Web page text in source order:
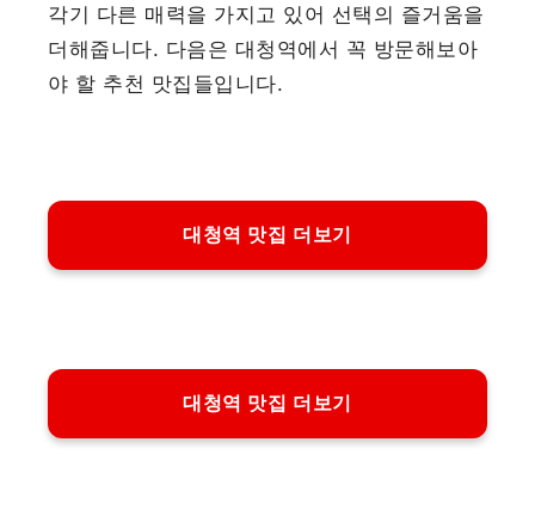
각기 다른 매력을 가지고 있어 선택의 즐거움을
더해줍니다. 다음은 대청역에서 꼭 방문해보아
야 할 추천 맛집들입니다.
대청역 맛집 더보기
대청역 맛집 더보기